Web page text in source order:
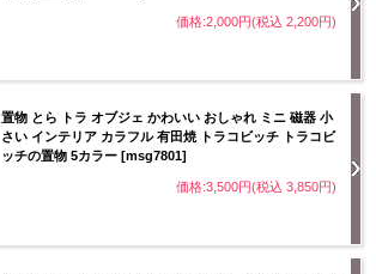
価格:2,000円(税込 2,200円)
置物 とら トラ オブジェ かわいい おしゃれ ミニ 磁器 小
さい インテリア カラフル 有田焼 トラコビッチ トラコビ
ッチの置物 5カラー [msg7801]
価格:3,500円(税込 3,850円)